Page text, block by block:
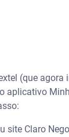
(que
aplicativo
site Claro